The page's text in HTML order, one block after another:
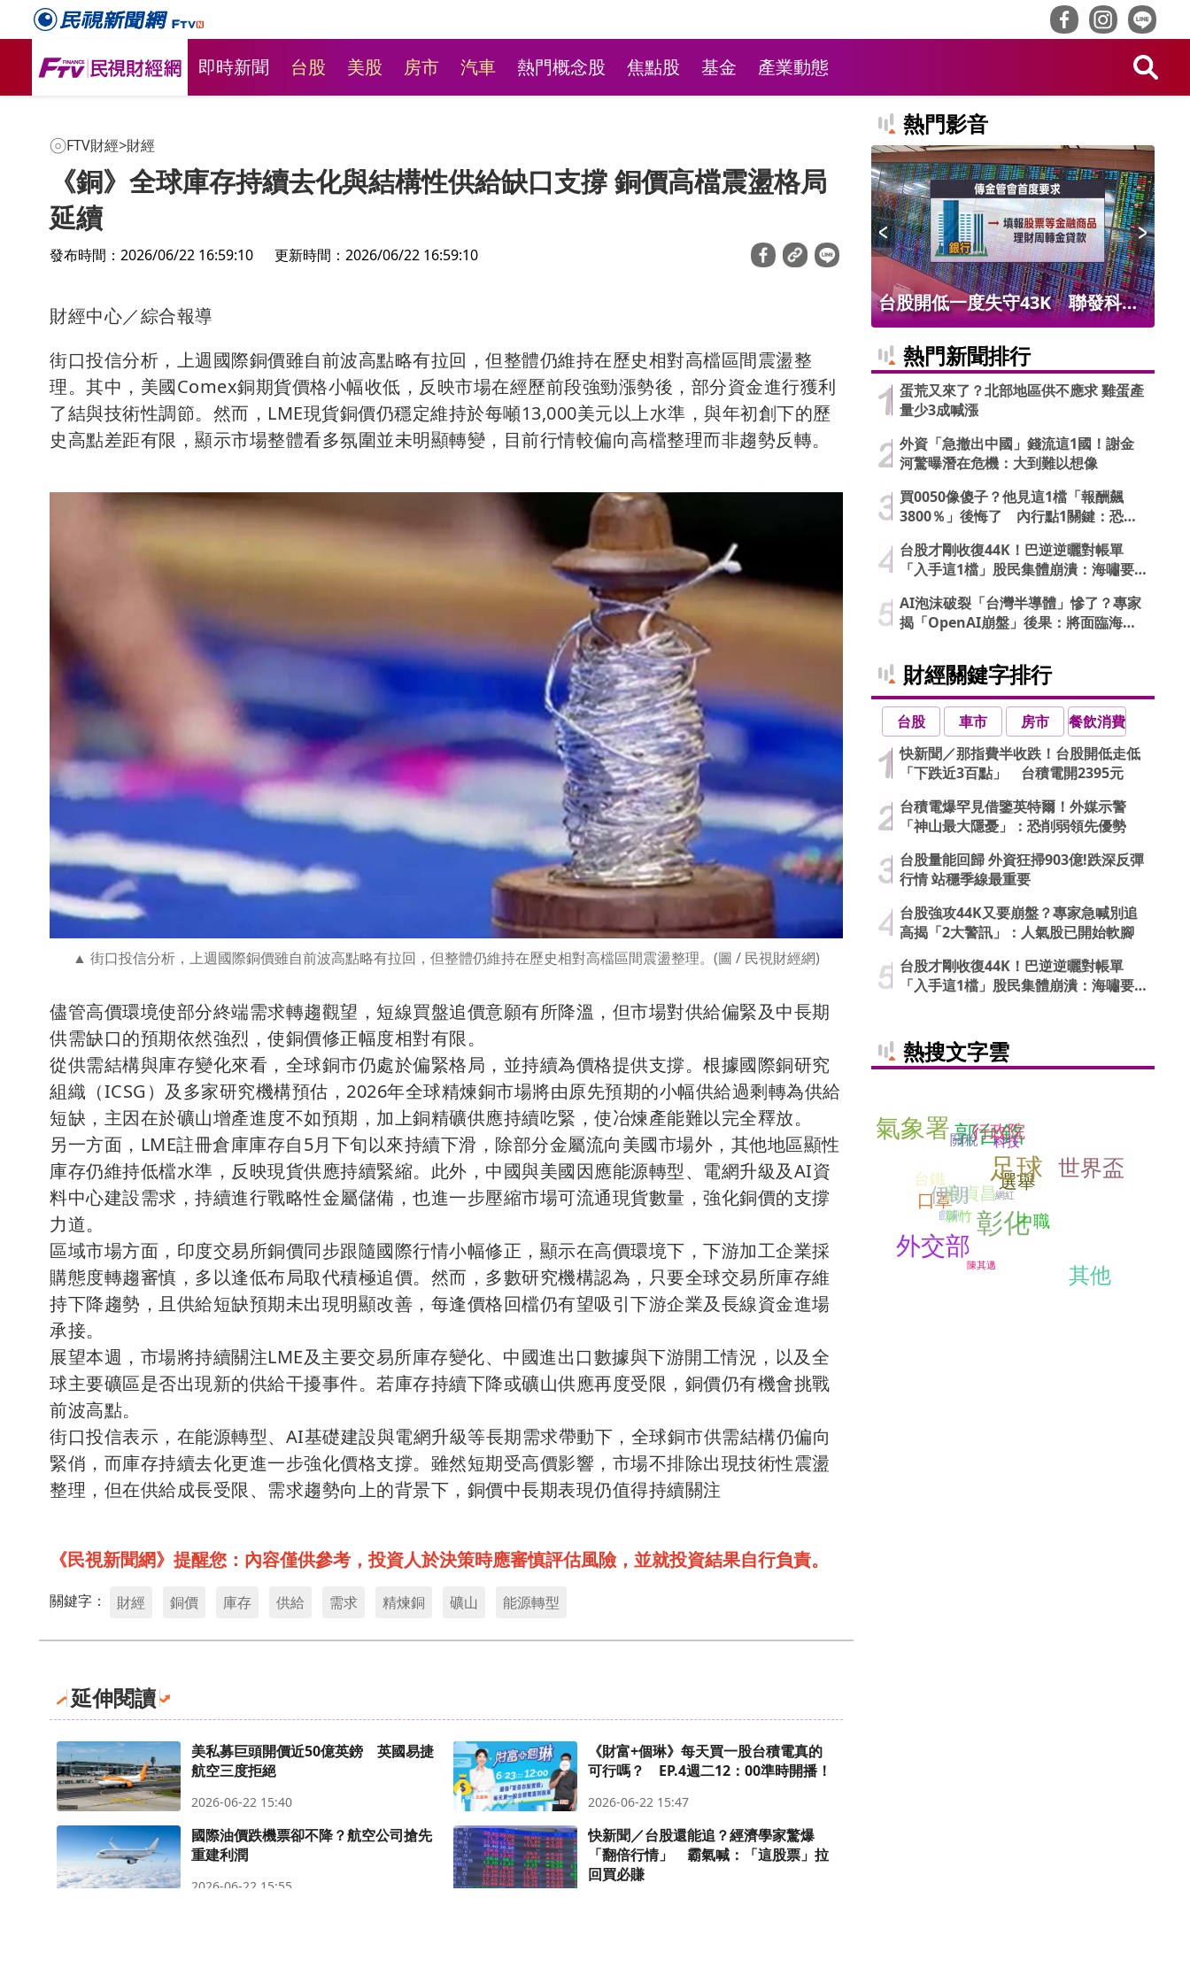
即時新聞 台股 美股 房市 汽車 熱門概念股 焦點股 基金 產業動態
FTV財經>財經
《銅》全球庫存持續去化與結構性供給缺口支撐 銅價高檔震盪格局
延續
發布時間：2026/06/22 16:59:10 更新時間：2026/06/22 16:59:10
財經中心／綜合報導
街口投信分析，上週國際銅價雖自前波高點略有拉回，但整體仍維持在歷史相對高檔區間震盪整
理。其中，美國Comex銅期貨價格小幅收低，反映市場在經歷前段強勁漲勢後，部分資金進行獲利
了結與技術性調節。然而，LME現貨銅價仍穩定維持於每噸13,000美元以上水準，與年初創下的歷
史高點差距有限，顯示市場整體看多氛圍並未明顯轉變，目前行情較偏向高檔整理而非趨勢反轉。
街口投信分析，上週國際銅價雖自前波高點略有拉回，但整體仍維持在歷史相對高檔區間震盪整理。(圖 / 民視財經網)
儘管高價環境使部分終端需求轉趨觀望，短線買盤追價意願有所降溫，但市場對供給偏緊及中長期
供需缺口的預期依然強烈，使銅價修正幅度相對有限。
從供需結構與庫存變化來看，全球銅市仍處於偏緊格局，並持續為價格提供支撐。根據國際銅研究
組織（ICSG）及多家研究機構預估，2026年全球精煉銅市場將由原先預期的小幅供給過剩轉為供給
短缺，主因在於礦山增產進度不如預期，加上銅精礦供應持續吃緊，使冶煉產能難以完全釋放。
另一方面，LME註冊倉庫庫存自5月下旬以來持續下滑，除部分金屬流向美國市場外，其他地區顯性
庫存仍維持低檔水準，反映現貨供應持續緊縮。此外，中國與美國因應能源轉型、電網升級及AI資
料中心建設需求，持續進行戰略性金屬儲備，也進一步壓縮市場可流通現貨數量，強化銅價的支撐
力道。
區域市場方面，印度交易所銅價同步跟隨國際行情小幅修正，顯示在高價環境下，下游加工企業採
購態度轉趨審慎，多以逢低布局取代積極追價。然而，多數研究機構認為，只要全球交易所庫存維
持下降趨勢，且供給短缺預期未出現明顯改善，每逢價格回檔仍有望吸引下游企業及長線資金進場
承接。
展望本週，市場將持續關注LME及主要交易所庫存變化、中國進出口數據與下游開工情況，以及全
球主要礦區是否出現新的供給干擾事件。若庫存持續下降或礦山供應再度受限，銅價仍有機會挑戰
前波高點。
街口投信表示，在能源轉型、AI基礎建設與電網升級等長期需求帶動下，全球銅市供需結構仍偏向
緊俏，而庫存持續去化更進一步強化價格支撐。雖然短期受高價影響，市場不排除出現技術性震盪
整理，但在供給成長受限、需求趨勢向上的背景下，銅價中長期表現仍值得持續關注
《民視新聞網》提醒您：內容僅供參考，投資人於決策時應審慎評估風險，並就投資結果自行負責。
關鍵字： 財經 銅價 庫存 供給 需求 精煉銅 礦山 能源轉型
延伸閱讀
美私募巨頭開價近50億英鎊 英國易捷
航空三度拒絕
2026-06-22 15:40
《財富+個琳》每天買一股台積電真的
可行嗎？ EP.4週二12：00準時開播！
2026-06-22 15:47
國際油價跌機票卻不降？航空公司搶先
重建利潤
2026-06-22 15:55
快新聞／台股還能追？經濟學家驚爆
「翻倍行情」 霸氣喊：「這股票」拉
回買必賺
熱門影音
台股開低一度失守43K 聯發科撐
熱門新聞排行
蛋荒又來了？北部地區供不應求 雞蛋產
量少3成喊漲
外資「急撤出中國」錢流這1國！謝金
河驚曝潛在危機：大到難以想像
買0050像傻子？他見這1檔「報酬飆
3800％」後悔了 內行點1關鍵：恐直
台股才剛收復44K！巴逆逆曬對帳單
「入手這1檔」股民集體崩潰：海嘯要
AI泡沫破裂「台灣半導體」慘了？專家
揭「OpenAI崩盤」後果：將面臨海嘯
財經關鍵字排行
台股 車市 房市
餐飲消費
快新聞／那指費半收跌！台股開低走低
「下跌近3百點」 台積電開2395元
台積電爆罕見借鑒英特爾！外媒示警
「神山最大隱憂」：恐削弱領先優勢
台股量能回歸 外資狂掃903億!跌深反彈
行情 站穩季線最重要
台股強攻44K又要崩盤？專家急喊別追
高揭「2大警訊」：人氣股已開始軟腳
台股才剛收復44K！巴逆逆曬對帳單
「入手這1檔」股民集體崩潰：海嘯要
熱搜文字雲
網紅
其他
彰化
台鐵
口罩
陳其邁
世界盃
郭台銘
蘇貞昌
新竹 中職
選舉
氣象署
外交部
足球
關稅
伊朗
科技
行政院
戲劇